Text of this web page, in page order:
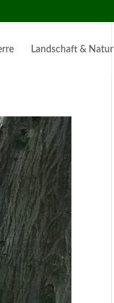
Landschaft & Natur